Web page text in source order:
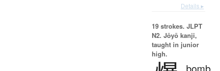
Details ▸
19 strokes. JLPT
N2. Jōyō kanji,
taught in junior
high.